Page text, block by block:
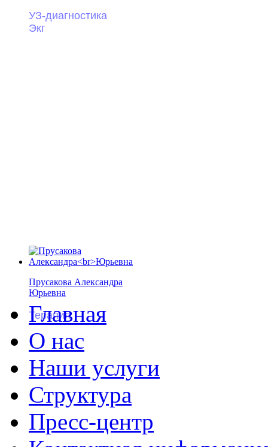
УЗ-диагностика
Экг
Прусакова Александра
Юрьевна
Терапия
Главная
О нас
Наши услуги
Структура
Пресс-центр